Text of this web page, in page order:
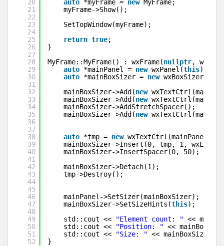
20
21
22
23
24
25
26
27
28
29
30
31
32
33
34
35
36
37
38
39
40
41
42
43
44
45
46
47
48
49
50
51
52
auto *myFrame = new MyFrame;
myFrame->Show();
SetTopWindow(myFrame);
return true;
}
MyFrame::MyFrame() : wxFrame(nullptr,
auto *mainPanel = new wxPanel(this);
auto *mainBoxSizer = new
mainBoxSizer->Add(new
mainBoxSizer->Add(new
mainBoxSizer->AddStretchSpacer();
mainBoxSizer->Add(new
auto *tmp = new wxTextCtrl(mainPanel,
mainBoxSizer->Insert(0, tmp, 1,
mainBoxSizer->InsertSpacer(0, 50);
mainBoxSizer->Detach(1);
tmp->Destroy();
mainPanel->SetSizer(mainBoxSizer);
mainBoxSizer->SetSizeHints(this);
std::cout <<
"Element count: " <<
std::cout <<
"Position: " <<
std::cout <<
"Size: " << mainBoxSizer-
}